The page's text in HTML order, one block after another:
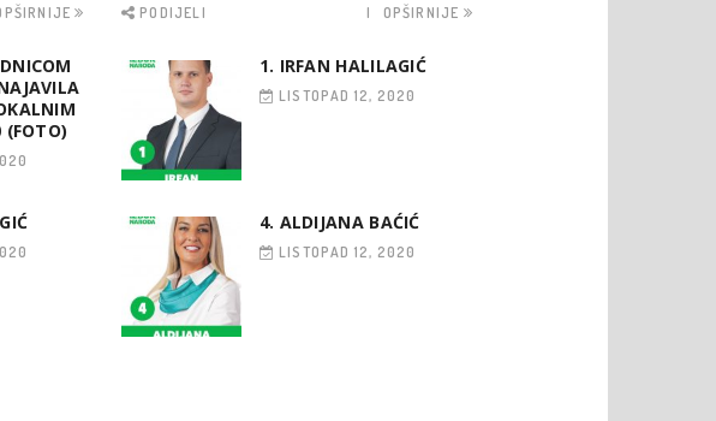
PODIJELI OPŠIRNIJE
(FOTO)
1. IRFAN HALILAGIĆ
LISTOPAD 12, 2020
4. ALDIJANA BAĆIĆ
LISTOPAD 12, 2020